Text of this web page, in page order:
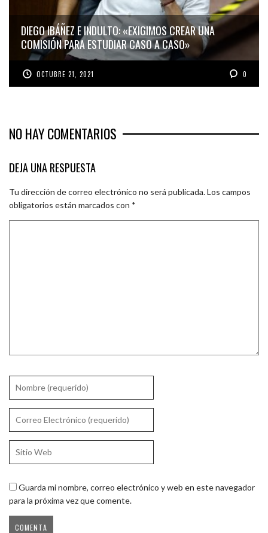
DIEGO IBÁÑEZ E INDULTO: «EXIGIMOS CREAR UNA
COMISIÓN PARA ESTUDIAR CASO A CASO»
OCTUBRE 21, 2021 0
NO HAY COMENTARIOS
DEJA UNA RESPUESTA
Tu dirección de correo electrónico no será publicada.Los campos
obligatorios están marcados con *
Guarda mi nombre, correo electrónico y web en este navegador
para la próxima vez que comente.